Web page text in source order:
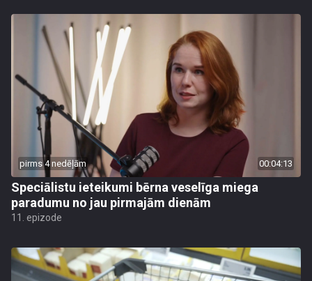
pirms 4 nedēļām 00:04:13
Speciālistu ieteikumi bērna veselīga miega
paradumu no jau pirmajām dienām
11. epizode